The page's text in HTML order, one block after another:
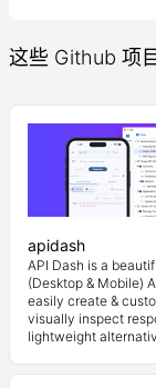
这些 Github 项
apidash
API Dash is a
(Desktop & Mobile)
easily create &
visually inspect
lightweight